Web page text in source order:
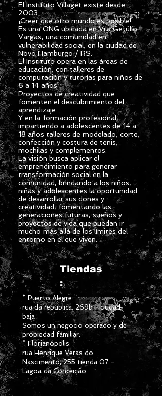
El Instituto Villaget existe desde
2003 ...
¡Creer que otro mundo es posible!
Es una ONG ubicada en Vila Getúlio
Vargas, una comunidad en
vulnerabilidad social, en la ciudad de
Novo Hamburgo / RS.
El Instituto opera en las áreas de
educación, con talleres de
computación y tutorías para niños de
6 a 14 años.
Proyectos de creatividad que
fomenten el descubrimiento del
aprendizaje.
Y en la formación profesional,
impartiendo a adolescentes de 14 a
18 años talleres de modelado, corte,
confección y costura de tenis,
mochilas y complementos.
La visión busca aplicar el
emprendimiento para generar
transformación social en la
comunidad, brindando a los niños,
niñas y adolescentes la oportunidad
de desarrollar sus dones y
creatividad, fomentando las
generaciones futuras, sueños y
proyectos de vida que puedan ir
mucho más allá de los límites del
entorno en el que viven. .
Tiendas
:
* Puerto Alegre:
rua da republica, 269b - ciudad
baja
Somos un negocio operado y de
propiedad familiar.
* Florianópolis:
rua Henrique Veras do
Nascimento, 255 tienda 07 -
Lagoa da Conceição